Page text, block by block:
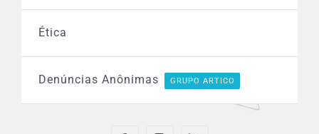
Ética
Denúncias Anônimas GRUPO ARTICO